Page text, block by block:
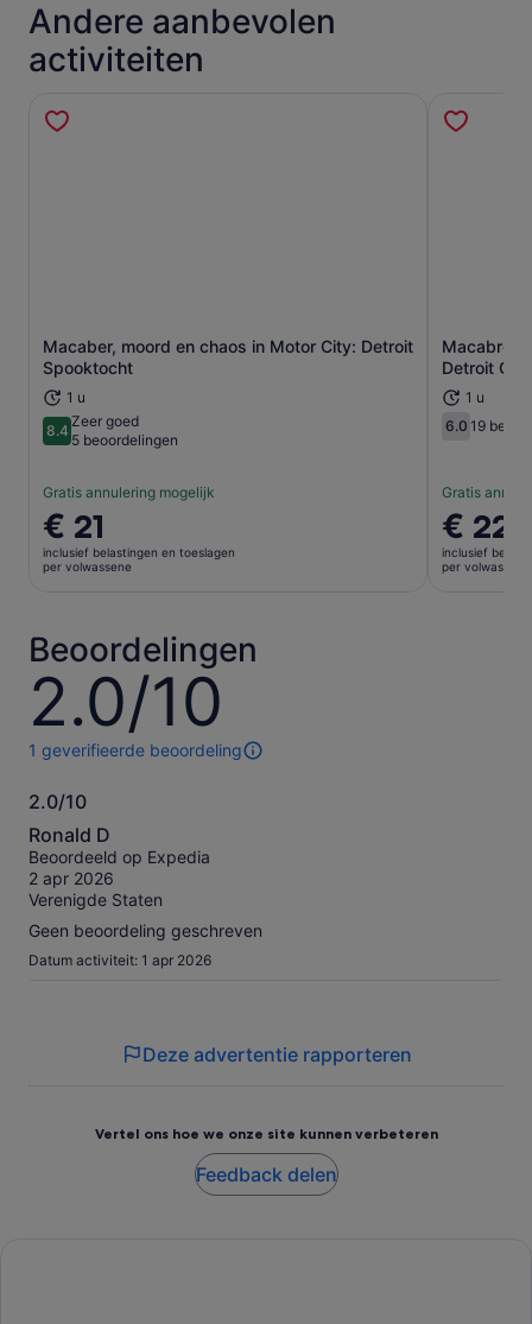
Andere aanbevolen
activiteiten
Macaber, moord en chaos in Motor City: Detroit
Spooktocht
1 u
8.48.4 van 10
Zeer goed
5 beoordelingen
Gratis annulering mogelijk
De
prijs
is
volwassene
€ 21
inclusief belastingen en toeslagen
per volwassene
Opent een nieuwe tab
Macabre,
Detroit
1 u
6.06.0 van 10
19
Gratis
De
prijs
is
€ 22
inclusief
per volwassene
Beoordelingen
2.0/10
2.0
van
10
1 geverifieerde beoordeling
1
van
deze
activiteit.
Meer
informatie
over
onze
geverifieerde
2.0/10
2.0
van
10
Ronald D
Beoordeeld op Expedia
2 apr 2026
Verenigde Staten
Geen beoordeling geschreven
Datum activiteit: 1 apr 2026
Deze advertentie rapporteren
Vertel ons hoe we onze site kunnen verbeteren
Feedback delen